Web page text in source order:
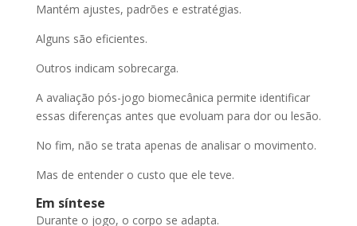
Mantém ajustes, padrões e estratégias.
Alguns são eficientes.
Outros indicam sobrecarga.
A avaliação pós-jogo biomecânica permite identificar
essas diferenças antes que evoluam para dor ou lesão.
No fim, não se trata apenas de analisar o movimento.
Mas de entender o custo que ele teve.
Em síntese
Durante o jogo, o corpo se adapta.